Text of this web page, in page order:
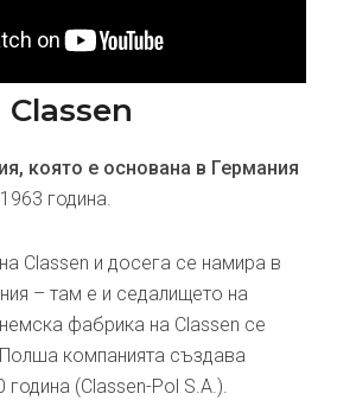
Classen
която е основана в Германия
година.
Classen и досега се намира в
– там е и седалището на
фабрика на Classen се
компанията създава
(Classen-Pol S.A.).